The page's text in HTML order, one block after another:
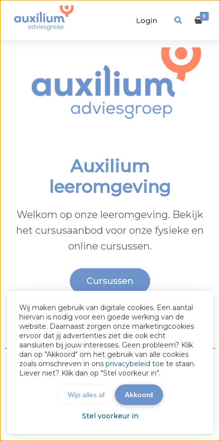
Login 0
Auxilium
leeromgeving
Welkom op onze leeromgeving. Bekijk
het cursusaanbod voor onze fysieke en
online cursussen.
Cursussen
Videocolleges
Maatos
Wij maken gebruik van digitale cookies. Een aantal
hiervan is nodig voor een goede werking van de
website. Daarnaast zorgen onze marketingcookies
ervoor dat jij advertenties ziet die ook echt
aansluiten bij jouw interesses. Geen probleem? Klik
dan op "Akkoord" om het gebruik van alle cookies
zoals omschreven in ons privacybeleid toe te staan.
Liever niet? Klik dan op "Stel voorkeur in".
Stel voorkeur in
Wijs alles af Akkoord